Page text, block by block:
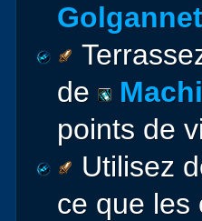
de
points de
Utilisez
ce que les